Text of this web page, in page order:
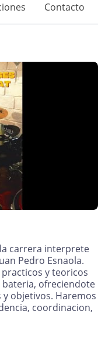
Contacto
carrera interprete
Pedro Esnaola.
y teoricos
ofreciendote
y objetivos. Haremos
coordinacion,